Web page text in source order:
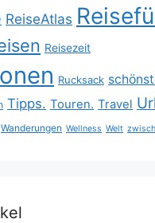
ReiseAtlas
Reisezeit
Rucksack
Tipps. Touren. Travel
Wanderungen Wellness Welt